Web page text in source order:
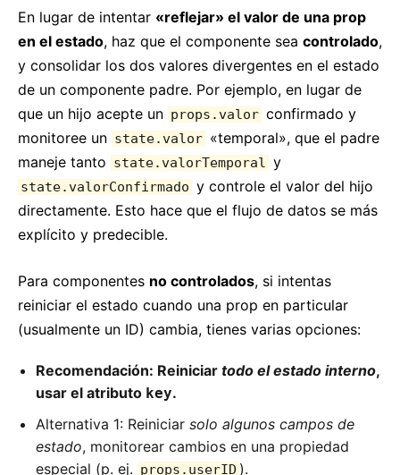
En lugar de intentar «reflejar» el valor de una prop
en el estado, haz que el componente sea controlado,
y consolidar los dos valores divergentes en el estado
de un componente padre. Por ejemplo, en lugar de
que un hijo acepte un props.valor confirmado y
monitoree un state.valor «temporal», que el padre
maneje tanto state.valorTemporal y
state.valorConfirmado y controle el valor del hijo
directamente. Esto hace que el flujo de datos se más
explícito y predecible.
Para componentes no controlados, si intentas
reiniciar el estado cuando una prop en particular
(usualmente un ID) cambia, tienes varias opciones:
Recomendación: Reiniciar todo el estado interno,
usar el atributo key.
Alternativa 1: Reiniciar solo algunos campos de
estado, monitorear cambios en una propiedad
especial (p. ej. props.userID ).